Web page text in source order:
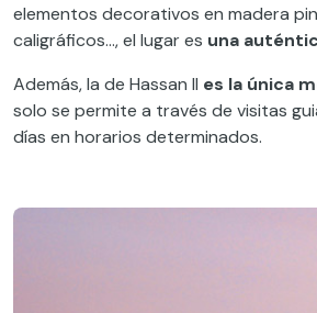
elementos decorativos en madera
caligráficos…, el lugar es una
Además, la de Hassan II es la única
solo se permite a través de visitas
días en horarios determinados.